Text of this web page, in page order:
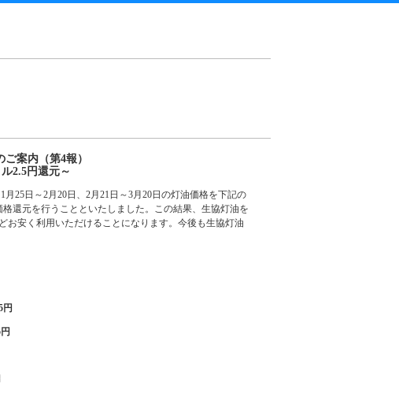
案内（第4報）
2.5円還元～
25日～2月20日、2月21日～3月20日の灯油価格を下記の
還元を行うことといたしました。この結果、生協灯油を
お安く利用いただけることになります。今後も生協灯油